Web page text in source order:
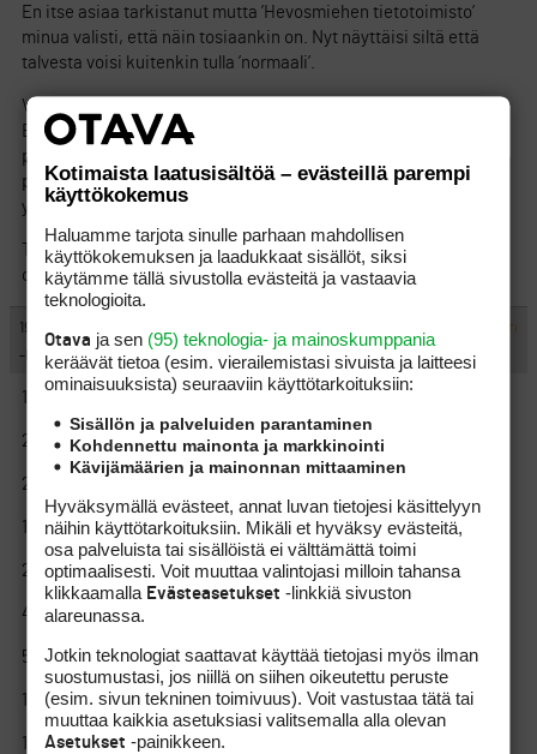
En itse asiaa tarkistanut mutta ’Hevosmiehen tietotoimisto’
minua valisti, että näin tosiaankin on. Nyt näyttäisi siltä että
talvesta voisi kuitenkin tulla ’normaali’.
Viime talvena, kun olimme Paksupekan ja Antin kanssa
Ellivuoressa Tammikuun viimeinen viikonloppu, niin sinä
päivänä satoi 25 cm lunta paljaalle maalle ja vuorokauden
päästä koiraa ulkoiluttaessa mittasin rullamitalla Talin
ykkösväylän greenin edestä 44 cm lunta.
Tällähetkellä väittäisin, että Tammi- ja Helmikuuta veikanneet
ovat väärässä. Tiedähäntä…
19.1.2005 23:41:00 ILMOITA ASIATON VIESTI
-Hippo-
11.1 Bob
25.1 Turzi
29.1 harrastus
11.2 Juniori Tiksu
24.2 Antti Barck
4.3 Kettu_
5.3 J.J., The ONE
10.3 ritari
11.3 Kainalo
Kotimaista laatusisältöä – evästeillä parempi
käyttökokemus
Haluamme tarjota sinulle parhaan mahdollisen
käyttökokemuksen ja laadukkaat sisällöt, siksi
käytämme tällä sivustolla evästeitä ja vastaavia
teknologioita.
Otava ja sen (95) teknologia- ja mainoskumppania
keräävät tietoa (esim. vierailemis­tasi sivuista ja laitteesi
ominaisuuk­sista) seuraaviin käyttötarkoituksiin:
Sisällön ja palveluiden parantaminen
Kohdennettu mainonta ja markkinointi
Kävijämäärien ja mainonnan mittaaminen
Hyväksymällä evästeet, annat luvan tietojesi käsittelyyn
näihin käyttötarkoituksiin. Mikäli et hyväksy evästeitä,
osa palveluista tai sisällöistä ei välttämättä toimi
optimaalisesti. Voit muuttaa valintojasi milloin tahansa
klikkaamalla Evästeasetukset -linkkiä sivuston
alareunassa.
Jotkin teknologiat saattavat käyttää tietojasi myös ilman
suostumustasi, jos niillä on siihen oikeutettu peruste
(esim. sivun tekninen toimivuus). Voit vastustaa tätä tai
muuttaa kaikkia asetuksiasi valitsemalla alla olevan
Asetukset -painikkeen.